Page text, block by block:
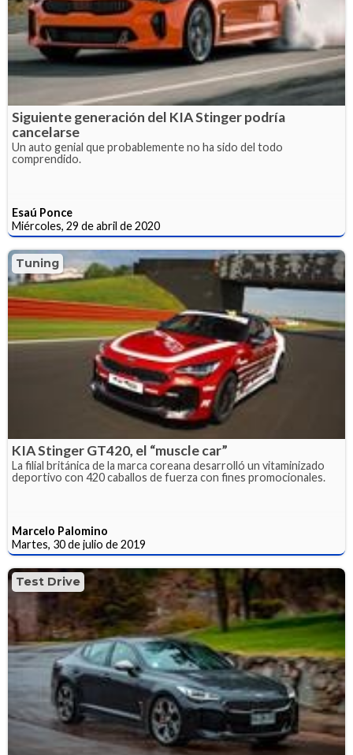
Siguiente generación del KIA Stinger podría
cancelarse
Un auto genial que probablemente no ha sido del todo
comprendido.
Esaú Ponce
Miércoles, 29 de abril de 2020
Tuning
KIA Stinger GT420, el “muscle car”
La filial británica de la marca coreana desarrolló un vitaminizado
deportivo con 420 caballos de fuerza con fines promocionales.
Marcelo Palomino
Martes, 30 de julio de 2019
Test Drive